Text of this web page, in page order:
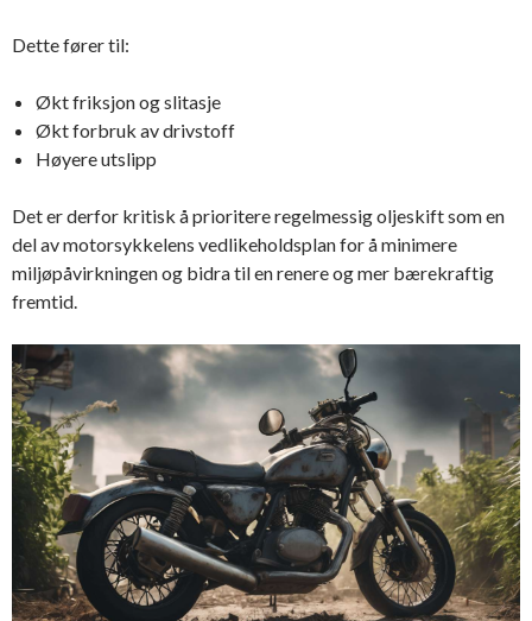
Dette fører til:
Økt friksjon og slitasje
Økt forbruk av drivstoff
Høyere utslipp
Det er derfor kritisk å prioritere regelmessig oljeskift som en
del av motorsykkelens vedlikeholdsplan for å minimere
miljøpåvirkningen og bidra til en renere og mer bærekraftig
fremtid.